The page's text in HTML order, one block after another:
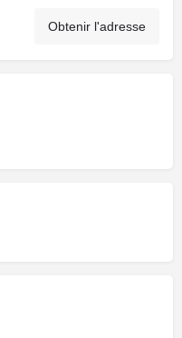
Obtenir l'adresse